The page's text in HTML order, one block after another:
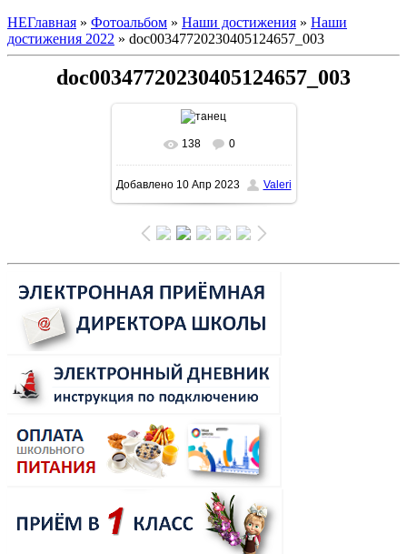
НЕГлавная » Фотоальбом » Наши достижения » Наши
достижения 2022 » doc00347720230405124657_003
doc00347720230405124657_003
В реальном размере
1131x1600/ 397.0Kb
138 0
Добавлено10 Апр 2023 Valeri